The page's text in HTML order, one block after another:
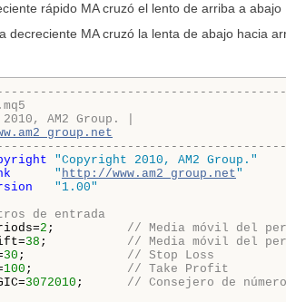
rápido MA cruzó el lento de arriba a abajo
decreciente MA cruzó la lenta de abajo hacia
AM2 Group. |
"Copyright 2010, AM2 Group."
link " http://www.am2_group.net"
"1.00"
de entrada
2 ; // Media móvil del
38 ; // Media móvil del
30 ; // Stop Loss
100 ; // Take Profit
3072010 ; // Consejero de